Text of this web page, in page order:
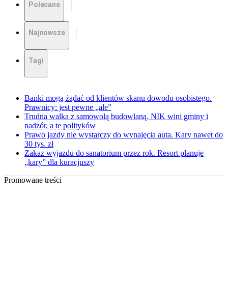
Polecane
Najnowsze
Tagi
Banki mogą żądać od klientów skanu dowodu osobistego.
Prawnicy: jest pewne „ale”
Trudna walka z samowolą budowlaną. NIK wini gminy i
nadzór, a te polityków
Prawo jazdy nie wystarczy do wynajęcia auta. Kary nawet do
30 tys. zł
Zakaz wyjazdu do sanatorium przez rok. Resort planuje
„kary” dla kuracjuszy
Promowane treści